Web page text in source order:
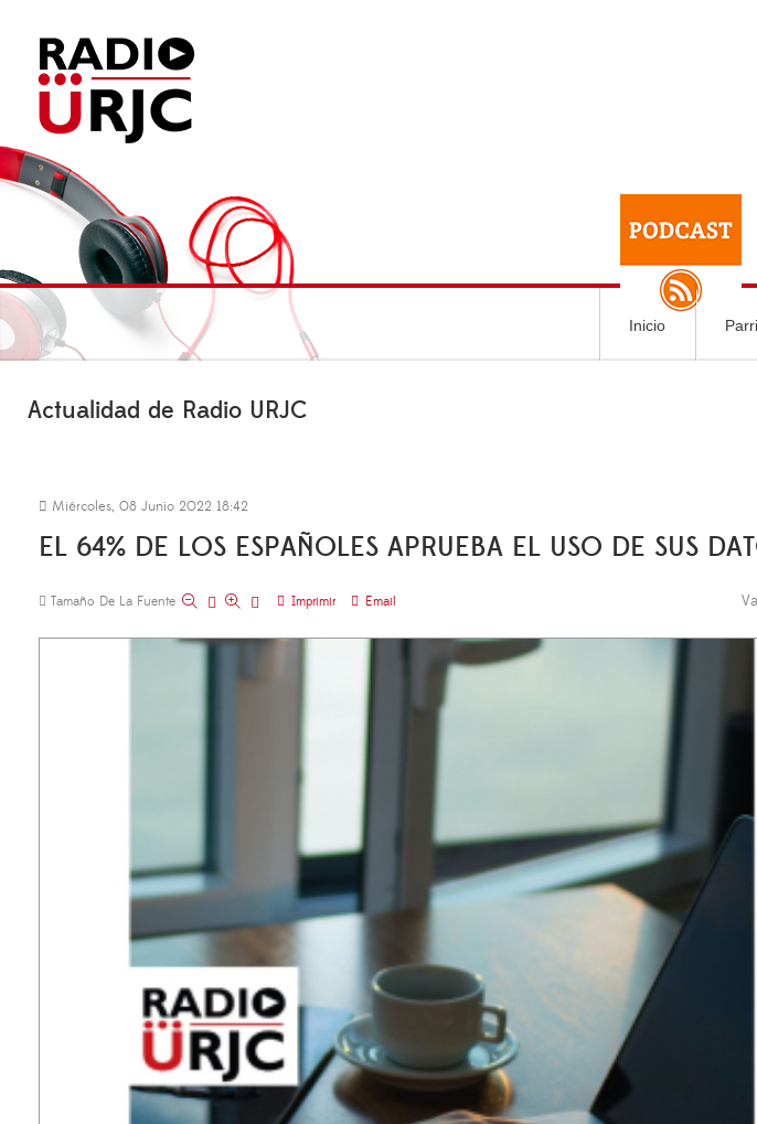
Inicio
Actualidad de Radio URJC
Miércoles, 08 Junio 2022 18:42
EL 64% DE LOS ESPAÑOLES APRUEBA EL USO DE SUS
Tamaño De La Fuente Imprimir Email